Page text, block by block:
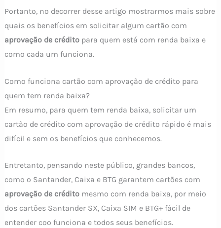
Portanto, no decorrer desse artigo mostrarmos mais sobre
quais os benefícios em solicitar algum cartão com
aprovação de créditopara quem está com renda baixa e
como cada um funciona.
Como funciona cartão com aprovação de crédito para
quem tem renda baixa?
Em resumo, para quem tem renda baixa, solicitar um
cartão de crédito com aprovação de crédito rápido é mais
difícil e sem os benefícios que conhecemos.
Entretanto, pensando neste público, grandes bancos,
como o Santander, Caixa e BTG garantem cartões com
aprovação de créditomesmo com renda baixa, por meio
dos cartões Santander SX, Caixa SIM e BTG+ fácil de
entender coo funciona e todos seus benefícios.